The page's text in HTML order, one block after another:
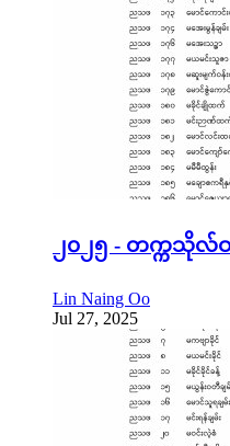
၂၀၂၅ - တက္ကသိုလ်ဝ
Lin Naing Oo
Jul 27, 2025